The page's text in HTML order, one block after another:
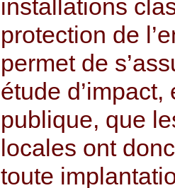
installations
protection de
permet de
étude
publique, que
locales ont
toute